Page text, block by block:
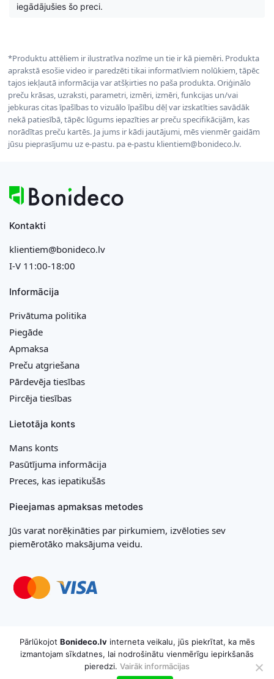
iegādājušies šo preci.
*Produktu attēliem ir ilustratīva nozīme un tie ir kā piemēri. Produkta
aprakstā esošie video ir paredzēti tikai informatīviem nolūkiem, tāpēc
tajos iekļautā informācija var atšķirties no paša produkta. Oriģinālo
preču krāsas, uzraksti, parametri, izmēri, izmēri, funkcijas un/vai
jebkuras citas īpašības to vizuālo īpašību dēļ var izskatīties savādāk
nekā patiesībā, tāpēc lūgums iepazīties ar preču specifikācijām, kas
norādītas preču kartēs. Ja jums ir kādi jautājumi, mēs vienmēr gaidām
jūsu pieprasījumu uz e-pastu. pa e-pastu klientiem@bonideco.lv.
Kontakti
klientiem@bonideco.lv
I-V 11:00-18:00
Informācija
Privātuma politika
Piegāde
Apmaksa
Preču atgriešana
Pārdevēja tiesības
Pircēja tiesības
Lietotāja konts
Mans konts
Pasūtījuma informācija
Preces, kas iepatikušās
Pieejamas apmaksas metodes
Jūs varat norēķināties par pirkumiem, izvēloties sev
piemērotāko maksājuma veidu.
Pārlūkojot Bonideco.lvinterneta veikalu, jūs piekrītat, ka mēs
izmantojam sīkdatnes, lai nodrošinātu vienmērīgu iepirkšanās
pieredzi. Vairāk informācijas